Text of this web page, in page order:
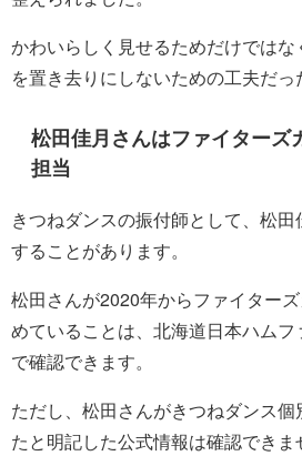
かわいらしく見せるためだけでは
を置き去りにしないための工夫だっ
松田佳月さんはファイターズ
担当
きつねダンスの振付師として、松
することがあります。
松田さんが2020年からファイター
めていることは、北海道日本ハム
で確認できます。
ただし、松田さんがきつねダンス
たと明記した公式情報は確認できま